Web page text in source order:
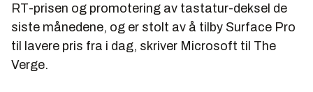
RT-prisen og promotering av tastatur-deksel de
siste månedene, og er stolt av å tilby Surface Pro
til lavere pris fra i dag, skriver Microsoft til The
Verge.